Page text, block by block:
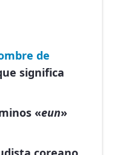
de
significa
«eun»